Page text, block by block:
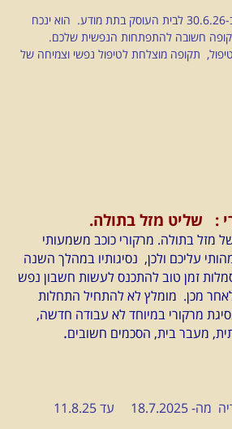
צדק עובר לבית 12 שלכם ב-30.6.26 לבית העוסק בתת מודע. הוא ינכח
עד 26.7.27. זו תקופה חשובה להתפתחות הנפשית שלכם.
תקופה מוצלחת לטיפול נפשי וצמיחה של
: שליט מזל בתולה.
מזל בתולה. מרקורי כוכב משמעותי
עליכם ולכן, נסיגותיו במהלך השנה
זמן טוב להתכנס לעשות חשבון נפש
לאחר מכן. מומלץ לא להתחיל התחלות
מרקורי במיוחד לא עבודה חדשה,
מעבר בית, הסכמים חשובים.
עד 11.8.25